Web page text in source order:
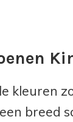
kleuren
breed